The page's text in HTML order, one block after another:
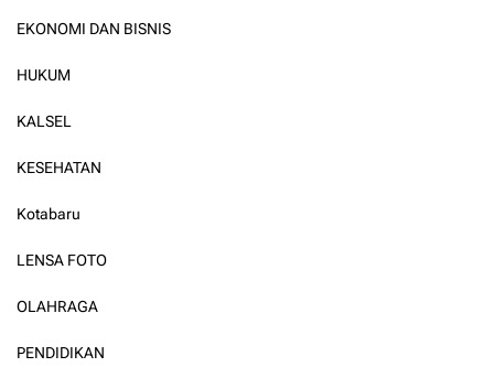
EKONOMI DAN BISNIS
HUKUM
KALSEL
KESEHATAN
Kotabaru
LENSA FOTO
OLAHRAGA
PENDIDIKAN